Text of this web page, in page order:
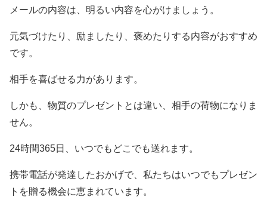
メールの内容は、明るい内容を心がけましょう。
元気づけたり、励ましたり、褒めたりする内容がおすすめ
です。
相手を喜ばせる力があります。
しかも、物質のプレゼントとは違い、相手の荷物になりま
せん。
24時間365日、いつでもどこでも送れます。
携帯電話が発達したおかげで、私たちはいつでもプレゼン
トを贈る機会に恵まれています。